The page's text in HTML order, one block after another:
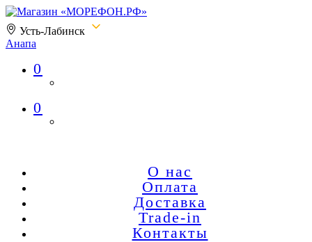
Усть-Лабинск
Анапа
Магазин «МОРЕФОН.РФ»
0
0
О нас
Оплата
Доставка
Trade-in
Контакты